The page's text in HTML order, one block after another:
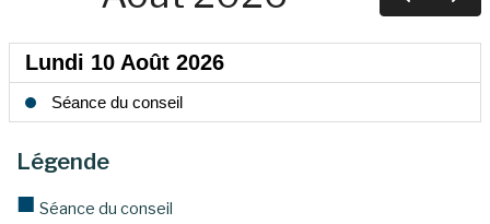
Légende
■ Séance du conseil